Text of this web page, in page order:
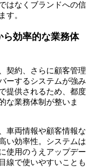
はなくブランドへの信
す。
ら効率的な業務体
契約、さらに顧客管理
ーするシステムが強み
提供されるため、都度
な業務体制が整いま
車両情報や顧客情報な
い効率性。システムは
使用のうえアップデー
線で使いやすいことも